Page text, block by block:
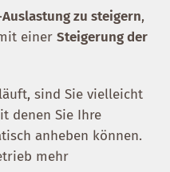
zu steigern,
einer Steigerung der
sind Sie vielleicht
denen Sie Ihre
anheben können.
mehr